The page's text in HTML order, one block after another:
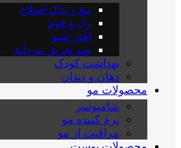
تیغ و یدک اصلاح
ژل و فوم
افتر شیو
ضد تعریق مردانه
بهداشت کودک
دهان و دندان
محصولات مو
شامپوسر
نرم کننده مو
مراقبت از مو